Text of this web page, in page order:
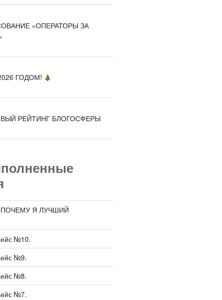
«ОПЕРАТОРЫ ЗА
ГОДОМ!
РЕЙТИНГ БЛОГОСФЕРЫ
Я ЛУЧШИЙ
№10.
№9.
№8.
№7.